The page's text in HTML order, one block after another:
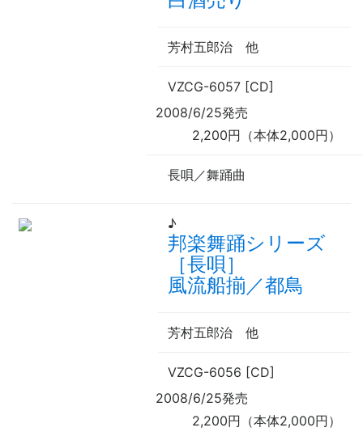
芳村五郎治 他
VZCG-6057 [CD]
2008/6/25発売
2,200円（本体2,000円）
長唄／舞踊曲
♪
邦楽舞踊シリーズ
［長唄］
風流船揃／都鳥
芳村五郎治 他
VZCG-6056 [CD]
2008/6/25発売
2,200円（本体2,000円）